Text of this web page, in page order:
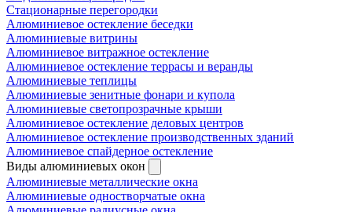
Стационарные перегородки
Алюминиевое остекление беседки
Алюминиевые витрины
Алюминиевое витражное остекление
Алюминиевое остекление террасы и веранды
Алюминиевые теплицы
Алюминиевые зенитные фонари и купола
Алюминиевые светопрозрачные крыши
Алюминиевое остекление деловых центров
Алюминиевое остекление производственных зданий
Алюминиевое спайдерное остекление
Виды алюминиевых окон
Алюминиевые металлические окна
Алюминиевые одностворчатые окна